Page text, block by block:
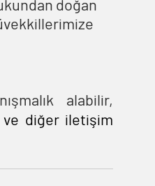
doğan
alabilir,
ve diğer iletişim